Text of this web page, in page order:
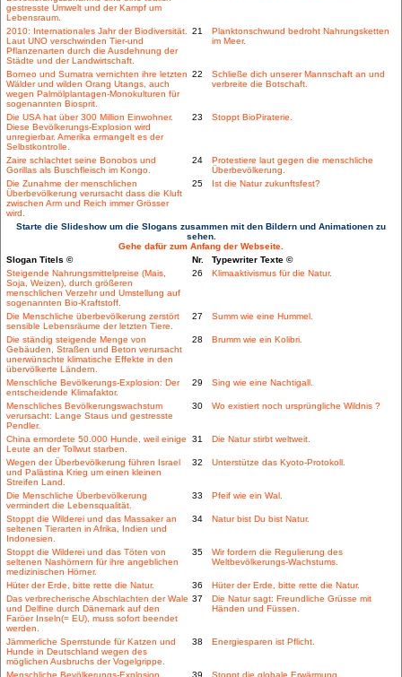
gestresste Umwelt und der Kampf um
Lebensraum.
2010: Internationales Jahr der Biodiversität.
Laut UNO verschwinden Tier-und
Pflanzenarten durch die Ausdehnung der
Städte und der Landwirtschaft.
21
Planktonschwund bedroht Nahrungsketten
im Meer.
Borneo und Sumatra vernichten ihre letzten
Wälder und wilden Orang Utangs, auch
wegen Palmölplantagen-Monokulturen für
sogenannten Biosprit.
22
Schließe dich unserer Mannschaft an und
verbreite die Botschaft.
Die USA hat über 300 Million Einwohner.
Diese Bevölkerungs-Explosion wird
unregierbar. Amerika ermangelt es der
Selbstkontrolle.
23 Stoppt BioPiraterie.
Zaire schlachtet seine Bonobos und
Gorillas als Buschfleisch im Kongo.
24
Protestiere laut gegen die menschliche
Überbevölkerung.
Die Zunahme der menschlichen
Überbevölkerung verursacht dass die Kluft
zwischen Arm und Reich immer Grösser
wird.
25 Ist die Natur zukunftsfest?
Starte die Slideshow um die Slogans zusammen mit den Bildern und Animationen zu
sehen.
Gehe dafür zum Anfang der Webseite.
Slogan Titels ©
Nr.
Typewriter Texte ©
Steigende Nahrungsmittelpreise (Mais,
Soja, Weizen), durch größeren
menschlichen Verzehr und Umstellung auf
sogenannten Bio-Kraftstoff.
26 Klimaaktivismus für die Natur.
Die Menschliche überbevölkerung zerstört
sensible Lebensräume der letzten Tiere.
27 Summ wie eine Hummel.
Die ständig steigende Menge von
Gebäuden, Straßen und Beton verursacht
unerwünschte klimatische Effekte in den
übervölkerte Ländern.
28 Brumm wie ein Kolibri.
Menschliche Bevölkerungs-Explosion: Der
entscheidende Klimafaktor.
29 Sing wie eine Nachtigall.
Menschliches Bevölkerungswachstum
verursacht: Lange Staus und gestresste
Pendler.
30 Wo existiert noch ursprüngliche Wildnis ?
China ermordete 50.000 Hunde, weil einige
Leute an der Tollwut starben.
31 Die Natur stirbt weltweit.
Wegen der Überbevölkerung führen Israel
und Palästina Krieg um einen kleinen
Streifen Land.
32 Unterstütze das Kyoto-Protokoll.
Die Menschliche Überbevölkerung
vermindert die Lebensqualität.
33 Pfeif wie ein Wal.
Stoppt die Wilderei und das Massaker an
seltenen Tierarten in Afrika, Indien und
Indonesien.
34 Natur bist Du bist Natur.
Stoppt die Wilderei und das Töten von
seltenen Nashörnern für ihre angeblichen
medizinischen Hörner.
35
Wir fordern die Regulierung des
Weltbevölkerungs-Wachstums.
Hüter der Erde, bitte rette die Natur. 36
Hüter der Erde, bitte rette die Natur.
Das verbrecherische Abschlachten der Wale
und Delfine durch Dänemark auf den
Faröer Inseln(= EU), muss sofort beendet
werden.
37
Die Natur sagt: Freundliche Grüsse mit
Händen und Füssen.
Jämmerliche Sperrstunde für Katzen und
Hunde in Deutschland wegen des
möglichen Ausbruchs der Vogelgrippe.
38 Energiesparen ist Pflicht.